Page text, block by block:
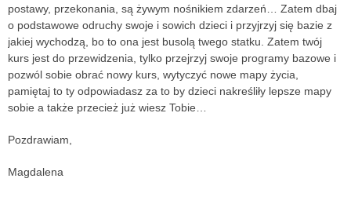
postawy, przekonania, są żywym nośnikiem zdarzeń… Zatem dbaj
o podstawowe odruchy swoje i sowich dzieci i przyjrzyj się bazie z
jakiej wychodzą, bo to ona jest busolą twego statku. Zatem twój
kurs jest do przewidzenia, tylko przejrzyj swoje programy bazowe i
pozwól sobie obrać nowy kurs, wytyczyć nowe mapy życia,
pamiętaj to ty odpowiadasz za to by dzieci nakreśliły lepsze mapy
sobie a także przecież już wiesz Tobie…
Pozdrawiam,
Magdalena